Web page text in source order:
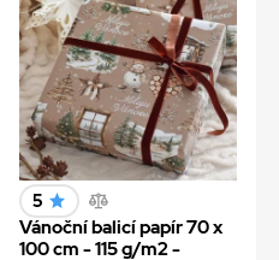
5
Vánoční balicí papír 70 x
100 cm - 115 g/m2 -